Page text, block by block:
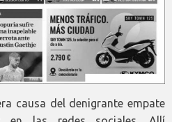
causa del denigrante empate